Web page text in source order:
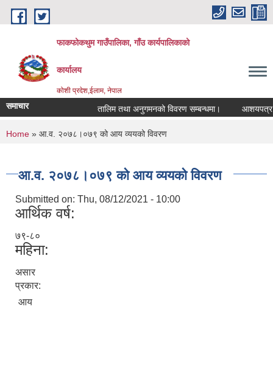
Skip to main content
फाकफोकथुम गाउँपालिका, गाँउ कार्यपालिकाको
कार्यालय
कोशी प्रदेश,ईलाम, नेपाल
समाचार तालिम तथा अनुगमनको विवरण सम्बन्धमा। आशयपत्र
You are here
Home » आ.व. २०७८।०७९ को आय व्ययको विवरण
आ.व. २०७८।०७९ को आय व्ययको विवरण
Submitted on: Thu, 08/12/2021 - 10:00
आर्थिक वर्ष:
७९-८०
महिना:
असार
प्रकार:
आय